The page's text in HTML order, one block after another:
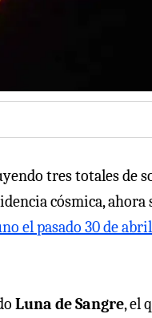
tres totales de
cósmica, ahora
el pasado 30 de abril
Luna de Sangre, el